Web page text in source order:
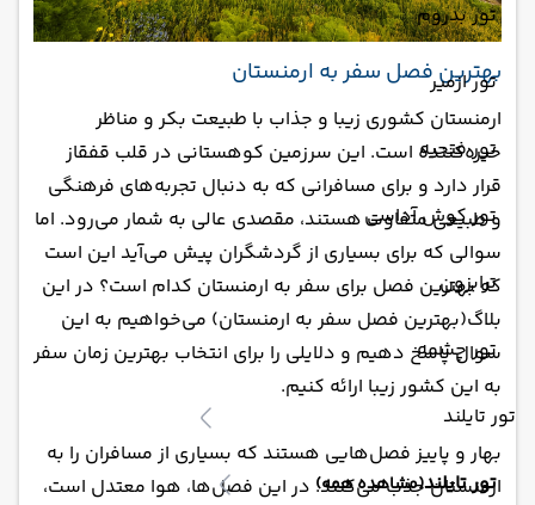
تور بدروم
تور ازمیر
تور فتحیه
تور کوش آداسی
ترابزون
تور چشمه
تور تایلند
تور تایلند(مشاهده همه)
بهترین فصل سفر به ارمنستان
ارمنستان کشوری زیبا و جذاب با طبیعت بکر و مناظر
خیره‌کننده است. این سرزمین کوهستانی در قلب قفقاز
قرار دارد و برای مسافرانی که به دنبال تجربه‌های فرهنگی
و طبیعی متفاوت هستند، مقصدی عالی به شمار می‌رود. اما
سوالی که برای بسیاری از گردشگران پیش می‌آید این است
که بهترین فصل برای سفر به ارمنستان کدام است؟ در این
بلاگ(بهترین فصل سفر به ارمنستان) می‌خواهیم به این
سوال پاسخ دهیم و دلایلی را برای انتخاب بهترین زمان سفر
به این کشور زیبا ارائه کنیم.
بهار و پاییز فصل‌هایی هستند که بسیاری از مسافران را به
ارمنستان جذب می‌کنند. در این فصل‌ها، هوا معتدل است،